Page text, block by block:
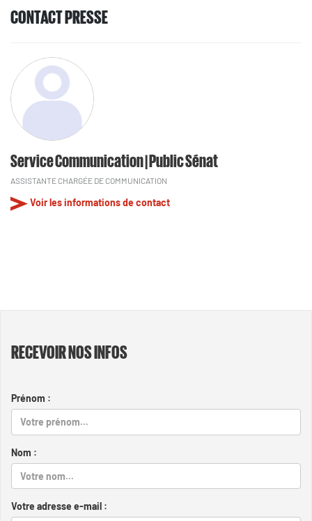
CONTACT PRESSE
Service Communication | Public Sénat
ASSISTANTE CHARGÉE DE COMMUNICATION
Voir les informations de contact
RECEVOIR NOS INFOS
Prénom :
Nom :
Votre adresse e-mail :